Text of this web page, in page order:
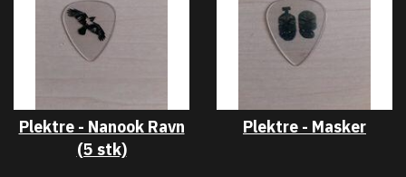
Plektre - Nanook Ravn
(5 stk)
Plektre - Masker